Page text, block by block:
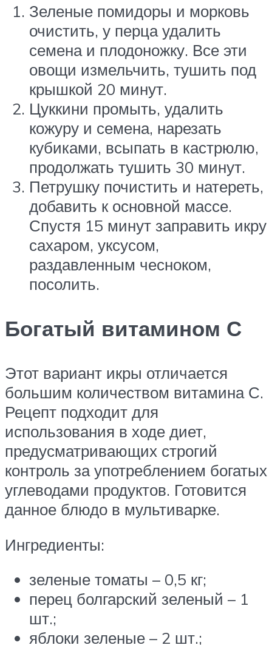
Зеленые помидоры и морковь
очистить, у перца удалить
семена и плодоножку. Все эти
овощи измельчить, тушить под
крышкой 20 минут.
Цуккини промыть, удалить
кожуру и семена, нарезать
кубиками, всыпать в кастрюлю,
продолжать тушить 30 минут.
Петрушку почистить и натереть,
добавить к основной массе.
Спустя 15 минут заправить икру
сахаром, уксусом,
раздавленным чесноком,
посолить.
Богатый витамином С
Этот вариант икры отличается
большим количеством витамина С.
Рецепт подходит для
использования в ходе диет,
предусматривающих строгий
контроль за употреблением богатых
углеводами продуктов. Готовится
данное блюдо в мультиварке.
Ингредиенты:
зеленые томаты – 0,5 кг;
перец болгарский зеленый – 1
шт.;
яблоки зеленые – 2 шт.;